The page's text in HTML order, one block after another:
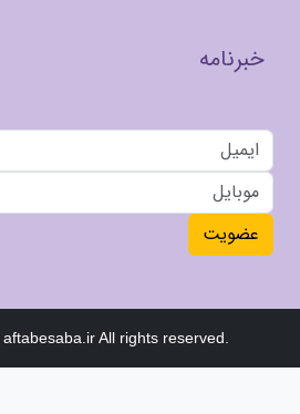
خبرنامه
عضویت
All rights reserved.